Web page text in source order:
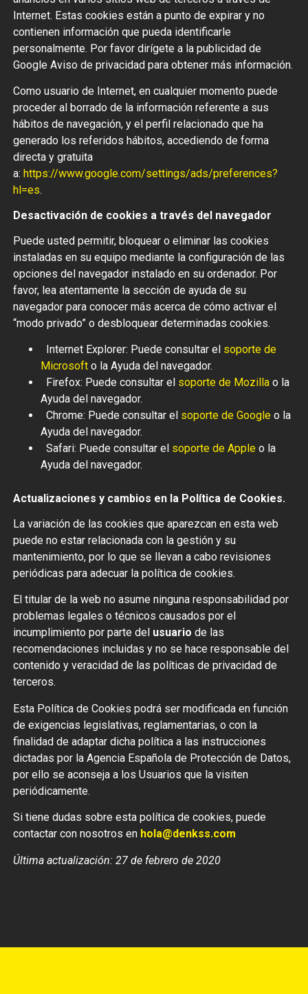
Internet. Estas cookies están a punto de expirar y no
contienen información que pueda identificarle
personalmente. Por favor dirígete a la publicidad de
Google Aviso de privacidad para obtener más información.
Como usuario de Internet, en cualquier momento puede
proceder al borrado de la información referente a sus
hábitos de navegación, y el perfil relacionado que ha
generado los referidos hábitos, accediendo de forma
directa y gratuita
a: https://www.google.com/settings/ads/preferences?
hl=es.
Desactivación de cookies a través del navegador
Puede usted permitir, bloquear o eliminar las cookies
instaladas en su equipo mediante la configuración de las
opciones del navegador instalado en su ordenador. Por
favor, lea atentamente la sección de ayuda de su
navegador para conocer más acerca de cómo activar el
“modo privado” o desbloquear determinadas cookies.
Internet Explorer: Puede consultar el soporte de
Microsofto la Ayuda del navegador.
Firefox: Puede consultar el soporte de Mozillao la
Ayuda del navegador.
Chrome: Puede consultar el soporte de Google o la
Ayuda del navegador.
Safari: Puede consultar el soporte de Apple o la
Ayuda del navegador.
Actualizaciones y cambios en la Política de Cookies.
La variación de las cookies que aparezcan en esta web
puede no estar relacionada con la gestión y su
mantenimiento, por lo que se llevan a cabo revisiones
periódicas para adecuar la política de cookies.
El titular de la web no asume ninguna responsabilidad por
problemas legales o técnicos causados por el
incumplimiento por parte del usuario de las
recomendaciones incluidas y no se hace responsable del
contenido y veracidad de las políticas de privacidad de
terceros.
Esta Política de Cookies podrá ser modificada en función
de exigencias legislativas, reglamentarias, o con la
finalidad de adaptar dicha política a las instrucciones
dictadas por la Agencia Española de Protección de Datos,
por ello se aconseja a los Usuarios que la visiten
periódicamente.
Si tiene dudas sobre esta política de cookies, puede
contactar con nosotros en hola@denkss.com
Última actualización: 27 de febrero de 2020